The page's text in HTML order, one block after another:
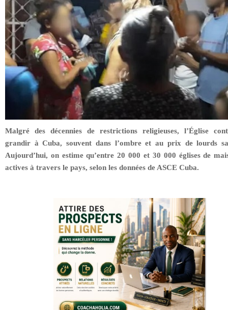
Malgré des décennies de restrictions religieuses, l’Église
grandir à Cuba, souvent dans l’ombre et au prix de lourds
Aujourd’hui, on estime qu’entre 20 000 et 30 000 églises de
actives à travers le pays, selon les données de ASCE Cuba.